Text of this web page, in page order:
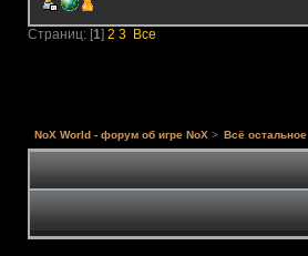
Страниц: [1] 2 3 Все
NoX World - форум об игре NoX > Всё остальное